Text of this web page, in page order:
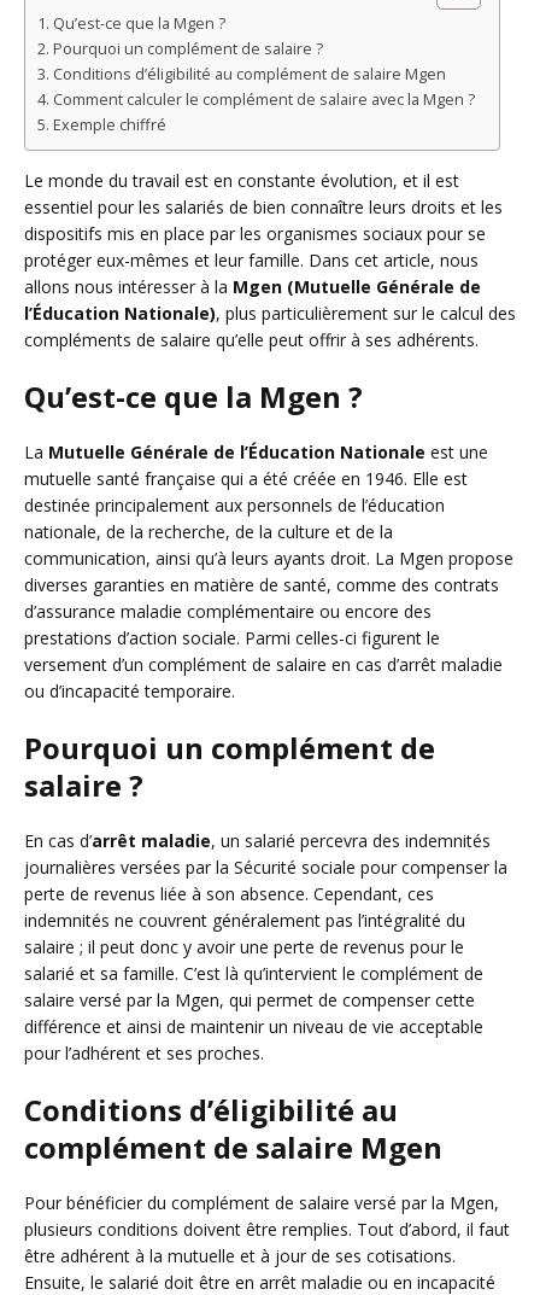
Qu’est-ce que la Mgen ?
Pourquoi un complément de salaire ?
Conditions d’éligibilité au complément de salaire Mgen
Comment calculer le complément de salaire avec la Mgen ?
Exemple chiffré
Le monde du travail est en constante évolution, et il est
essentiel pour les salariés de bien connaître leurs droits et les
dispositifs mis en place par les organismes sociaux pour se
protéger eux-mêmes et leur famille. Dans cet article, nous
allons nous intéresser à la Mgen (Mutuelle Générale de
l’Éducation Nationale), plus particulièrement sur le calcul des
compléments de salaire qu’elle peut offrir à ses adhérents.
Qu’est-ce que la Mgen ?
La Mutuelle Générale de l’Éducation Nationale est une
mutuelle santé française qui a été créée en 1946. Elle est
destinée principalement aux personnels de l’éducation
nationale, de la recherche, de la culture et de la
communication, ainsi qu’à leurs ayants droit. La Mgen propose
diverses garanties en matière de santé, comme des contrats
d’assurance maladie complémentaire ou encore des
prestations d’action sociale. Parmi celles-ci figurent le
versement d’un complément de salaire en cas d’arrêt maladie
ou d’incapacité temporaire.
Pourquoi un complément de
salaire ?
En cas d’arrêt maladie, un salarié percevra des indemnités
journalières versées par la Sécurité sociale pour compenser la
perte de revenus liée à son absence. Cependant, ces
indemnités ne couvrent généralement pas l’intégralité du
salaire ; il peut donc y avoir une perte de revenus pour le
salarié et sa famille. C’est là qu’intervient le complément de
salaire versé par la Mgen, qui permet de compenser cette
différence et ainsi de maintenir un niveau de vie acceptable
pour l’adhérent et ses proches.
Conditions d’éligibilité au
complément de salaire Mgen
Pour bénéficier du complément de salaire versé par la Mgen,
plusieurs conditions doivent être remplies. Tout d’abord, il faut
être adhérent à la mutuelle et à jour de ses cotisations.
Ensuite, le salarié doit être en arrêt maladie ou en incapacité